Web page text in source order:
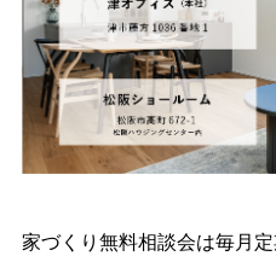
家づくり無料相談会は毎月